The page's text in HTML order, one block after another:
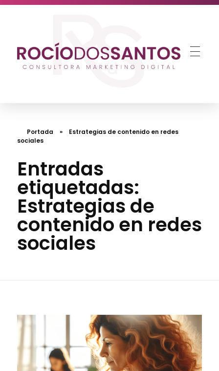
Portada »
Estrategias de contenido en redes
sociales
Entradas
etiquetadas:
Estrategias de
contenido en redes
sociales